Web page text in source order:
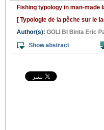
Fishing typology in man-made
[ Typologie de la pêche sur le
Author(s): GOLI BI Binta Eric
Show abstract